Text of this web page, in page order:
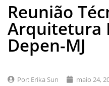
Reunião
Arquitetura
Depen-MJ
Por: Erika Sun maio 24,